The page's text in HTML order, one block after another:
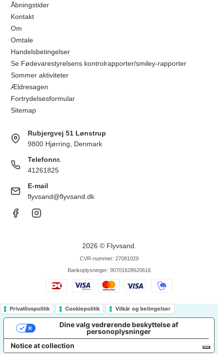
Åbningstider
Kontakt
Om
Omtale
Handelsbetingelser
Se Fødevarestyrelsens kontrolrapporter/smiley-rapporter
Sommer aktiviteter
Ældresagen
Fortrydelsesformular
Sitemap
Rubjergvej 51 Lønstrup
9800 Hjørring, Denmark
Telefonnr.
41261825
E-mail
flyvsand@flyvsand.dk
2026 © Flyvsand.
CVR-nummer: 27081029
Bankoplysninger: 90701628620616
Privatlivspolitik Cookiepolitik Vilkår og betingelser
Notice at collection
Dine valg vedrørende beskyttelse af
personoplysninger